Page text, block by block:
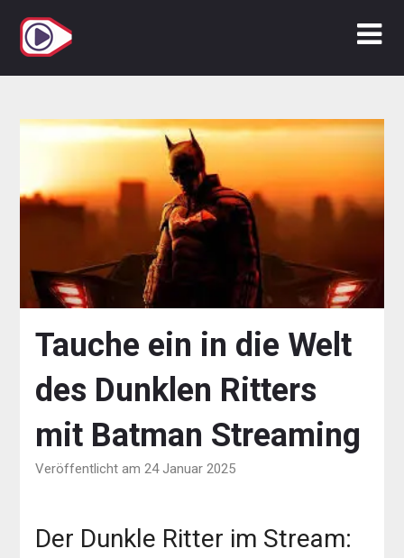
Inhalt
springen
Tauche ein in die Welt
des Dunklen Ritters
mit Batman Streaming
Veröffentlicht am 24 Januar 2025
Der Dunkle Ritter im Stream: